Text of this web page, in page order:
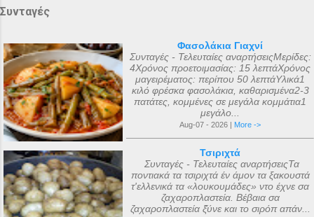
Συνταγές
Φασολάκια Γιαχνί
Συνταγές - Τελευταίες αναρτήσειςΜερίδες:
4Χρόνος προετοιμασίας: 15 λεπτάΧρόνος
μαγειρέματος: περίπου 50 λεπτάΥλικά1
κιλό φρέσκα φασολάκια, καθαρισμένα2-3
πατάτες, κομμένες σε μεγάλα κομμάτια1
μεγάλο...
Aug-07 - 2026 | More ->
Τσιριχτά
Συνταγές - Τελευταίες αναρτήσειςΤα
ποντιακά τα τσιριχτά έν άμον τα ξακουστά
τ'ελλενικά τα «λουκουμάδες» ντο έχνε σα
ζαχαροπλαστεία. Βέβαια σα
ζαχαροπλαστεία ξ̌ύνε και το σιρόπ απάν...